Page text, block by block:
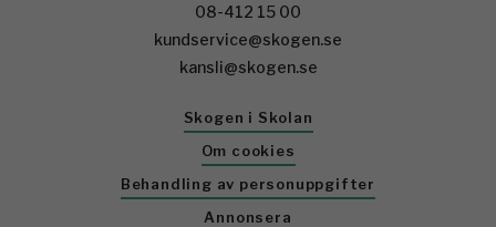
08-412 15 00
kundservice@skogen.se
kansli@skogen.se
Skogen i Skolan
Om cookies
Behandling av personuppgifter
Annonsera